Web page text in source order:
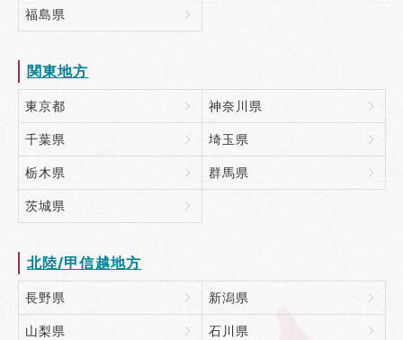
福島県
関東地方
東京都 神奈川県
千葉県 埼玉県
栃木県 群馬県
茨城県
北陸/甲信越地方
長野県 新潟県
山梨県 石川県